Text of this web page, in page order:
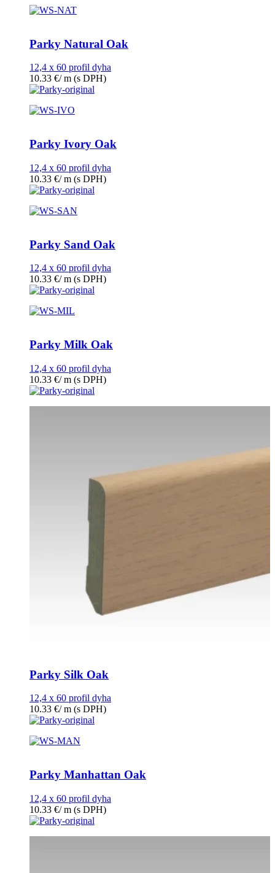
Parky Natural Oak
12,4 x 60 profil dyha
10.33 €/ m (s DPH)
Parky Ivory Oak
12,4 x 60 profil dyha
10.33 €/ m (s DPH)
Parky Sand Oak
12,4 x 60 profil dyha
10.33 €/ m (s DPH)
Parky Milk Oak
12,4 x 60 profil dyha
10.33 €/ m (s DPH)
Parky Silk Oak
12,4 x 60 profil dyha
10.33 €/ m (s DPH)
Parky Manhattan Oak
12,4 x 60 profil dyha
10.33 €/ m (s DPH)